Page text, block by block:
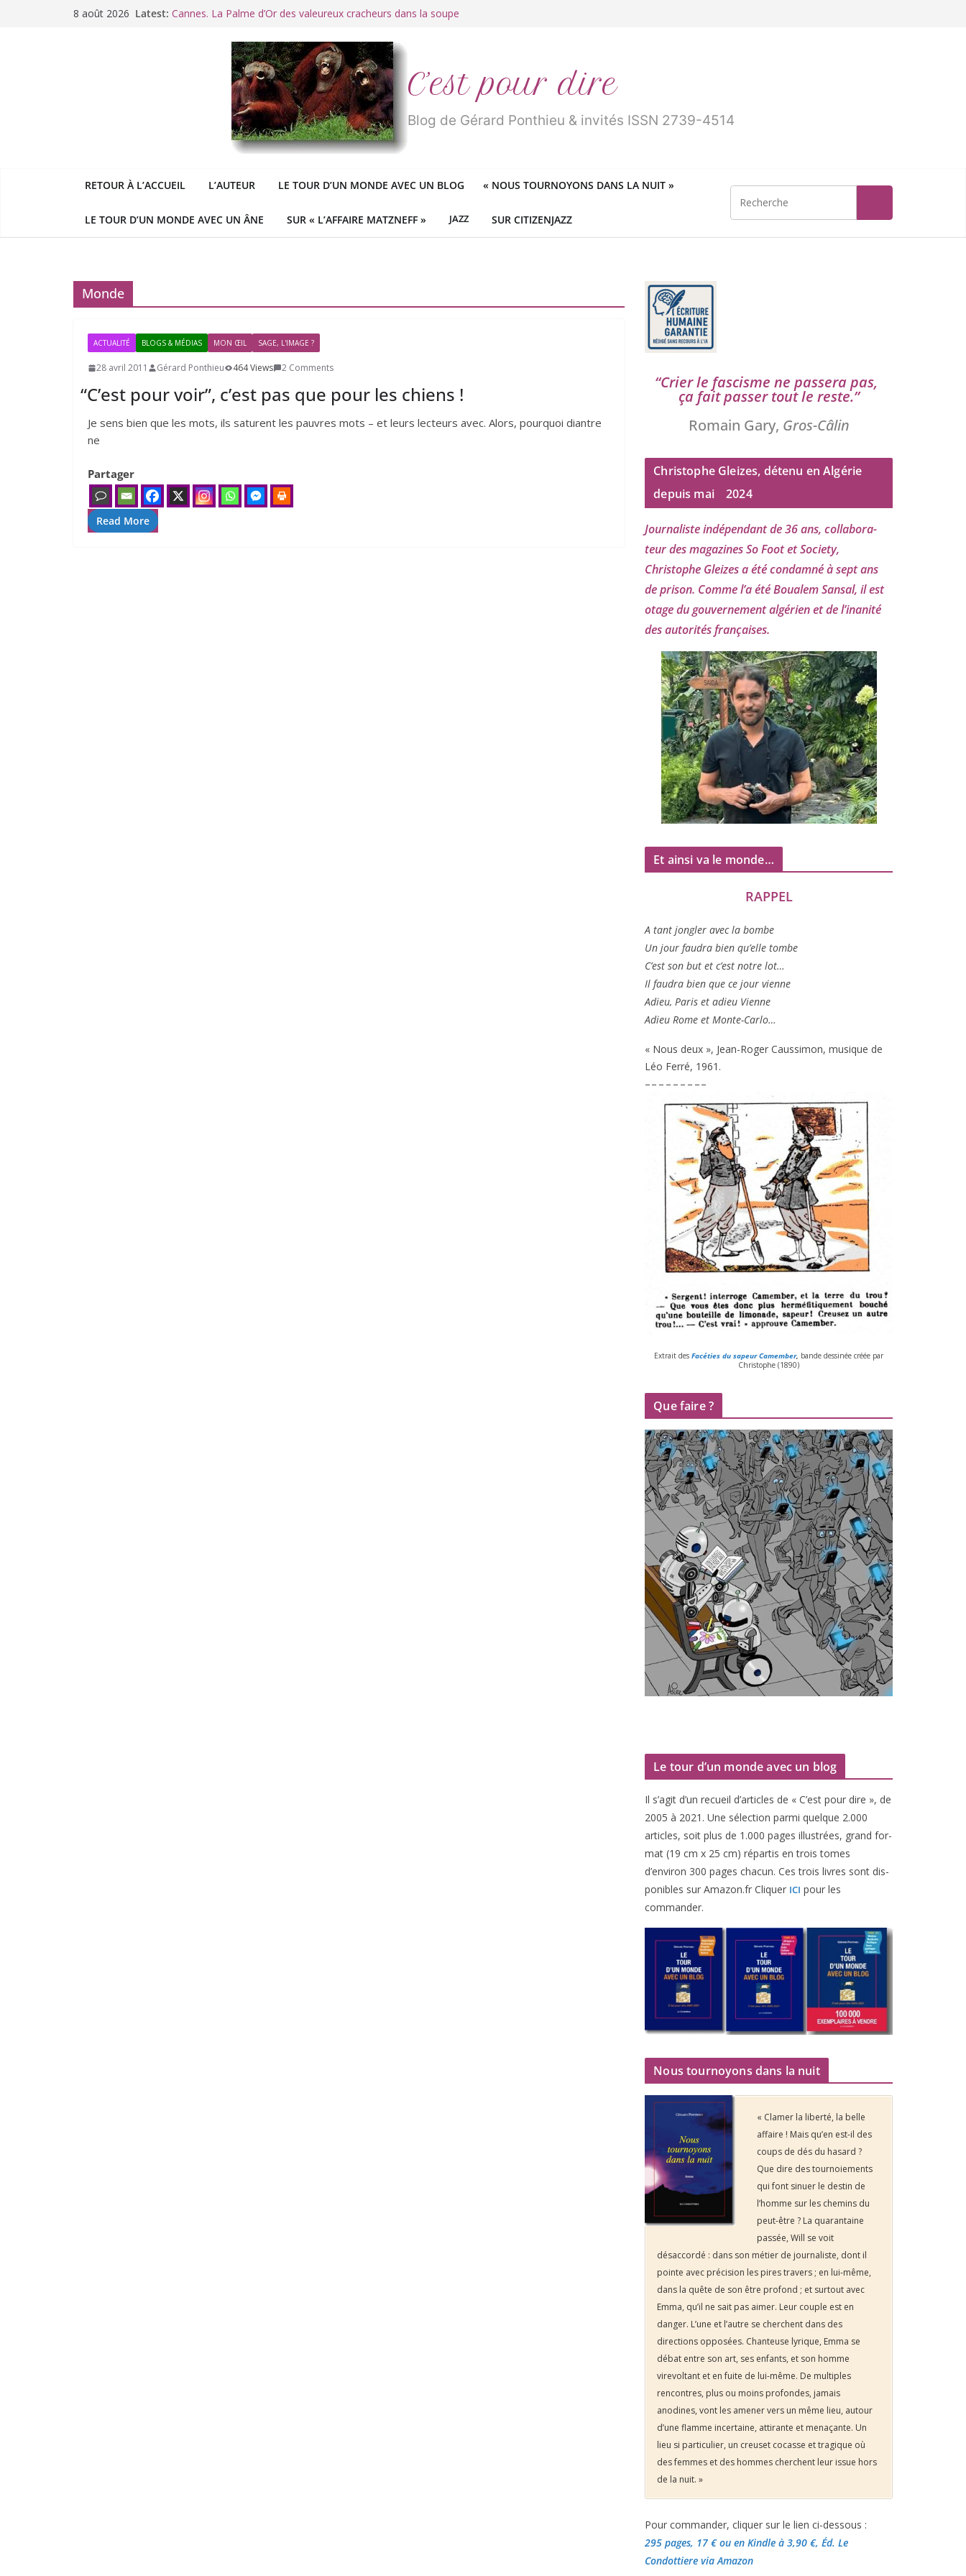
8 août 2026 Latest: Cannes. La Palme d’Or des valeureux cracheurs dans la soupe
Racisme. Moi, Picard-Marseillais traité de « blanc de merde » !
George : « Le meilleur des mondes » ou «
Le patriarcat », bouc émissaire des féministes idéologiquesC’est pour dire
Blog de Gérard Ponthieu & invités ISSN 2739-4514
RETOUR À L’ACCUEIL L’AUTEUR LE TOUR D’UN MONDE AVEC UN BLOG « NOUS TOURNOYONS DANS LA NUIT »
LE TOUR D’UN MONDE AVEC UN ÂNE SUR « L’AFFAIRE MATZNEFF » JAZZ SUR CITIZENJAZZ
Monde
ACTUALITÉ BLOGS & MÉDIAS MON ŒIL SAGE, L'IMAGE ?
28 avril 2011 Gérard Ponthieu 464 Views 2 Comments
“C’est pour voir”, c’est pas que pour les chiens !
Je sens bien que les mots, ils saturent les pauvres mots – et leurs lec­teurs avec. Alors, pour­quoi diantre
ne
Partager
Read More
“Crier le fas­cisme ne pas­se­ra pas,
ça fait pas­ser tout le reste.”
Romain Gary, Gros-Câlin
Christophe Gleizes, détenu en Algérie
depuis mai
2024
Journaliste indé­pen­dant de36ans, col­la­bo­ra­
teur des maga­zines So Foot et Society,
Christophe Gleizesa été condam­né à sept ans
de pri­son. Comme l’a été Boualem Sansal, il est
otage du gou­ver­ne­ment algé­rien et de l’i­na­ni­té
des auto­ri­tés françaises.
Et ainsi va le monde…
RAPPEL
A tant jon­gler avec la bombe
Un jour fau­dra bien qu’elle tombe
C’est son but et c’est notre lot…
Il fau­dra bien que ce jour vienne
Adieu, Paris et adieu Vienne
Adieu Rome et Monte-Carlo…
« Nous deux », Jean-Roger Caussimon, musique de
Léo Ferré, 1961 .
– – – – – – – – –
Extrait des Facéties du sapeur Camember, bande des­si­née créée par
Christophe (1890)
Que faire ?
Le tour d’un monde avec un blog
Il s’agit d’un recueil d’ar­ticles de « C’est pour dire », de
2005 à 2021 . Une sélec­tion par­mi quelque 2.000
articles, soit plus de 1 .000 pages illus­trées, grand for­
mat (19 cm x 25 cm) répar­tis en trois tomes
d’environ 300 pages cha­cun. Ces trois livres sont dis­
po­nibles sur Amazon​.fr Cliquer ICI pour les
commander.
Nous tournoyons dans la nuit
« Clamer la liberté, la belle
affaire ! Mais qu’en est-il des
coups de dés du hasard ?
Que dire des tournoiements
qui font sinuer le destin de
l’homme sur les chemins du
peut-être ? La quarantaine
passée, Will se voit
désaccordé : dans son métier de journaliste, dont il
pointe avec précision les pires travers ; en lui-même,
dans la quête de son être profond ; et surtout avec
Emma, qu’il ne sait pas aimer. Leur couple est en
danger. L’une et l’autre se cherchent dans des
directions opposées. Chanteuse lyrique, Emma se
débat entre son art, ses enfants, et son homme
virevoltant et en fuite de lui-même. De multiples
rencontres, plus ou moins profondes, jamais
anodines, vont les amener vers un même lieu, autour
d’une flamme incertaine, attirante et menaçante. Un
lieu si particulier, un creuset cocasse et tragique où
des femmes et des hommes cherchent leur issue hors
de la nuit. »
Pour commander, cliquer sur le lien ci-dessous :
295 pages, 17 €ou en Kindle à 3,90 €, Éd. Le
Condottiere via Amazon